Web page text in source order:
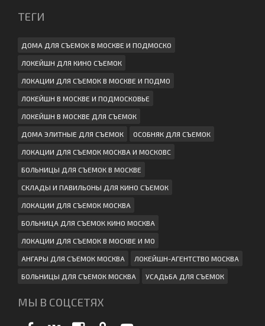
ТЕГИ
ДОМА ДЛЯ СЪЕМОК В МОСКВЕ И ПОДМОСКО
ЛОКЕЙШН ДЛЯ КИНО СЪЕМОК
ЛОКАЦИИ ДЛЯ СЪЕМОК В МОСКВЕ И ПОДМО
ЛОКЕЙШН В МОСКВЕ И ПОДМОСКОВЬЕ
ЛОКЕЙШН В МОСКВЕ ДЛЯ СЪЕМОК
ДОМА ЭЛИТНЫЕ ДЛЯ СЪЕМОК ОСОБНЯК ДЛЯ СЪЕМОК
ЛОКАЦИИ ДЛЯ СЪЕМОК МОСКВА И МОСКОВС
БОЛЬНИЦЫ ДЛЯ СЪЕМОК В МОСКВЕ
СКЛАДЫ И ПАВИЛЬОНЫ ДЛЯ КИНО СЪЕМОК
ЛОКАЦИИ ДЛЯ СЪЕМОК МОСКВА
БОЛЬНИЦА ДЛЯ СЪЕМОК КИНО МОСКВА
ЛОКАЦИИ ДЛЯ СЪЕМОК В МОСКВЕ И МО
АНГАРЫ ДЛЯ СЪЕМОК МОСКВА ЛОКЕЙШН-АГЕНТСТВО МОСКВА
БОЛЬНИЦЫ ДЛЯ СЪЕМОК МОСКВА УСАДЬБА ДЛЯ СЪЕМОК
МЫ В СОЦСЕТЯХ